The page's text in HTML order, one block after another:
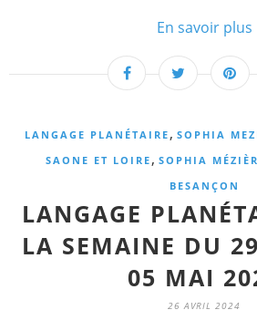
En savoir plus
LANGAGE PLANÉTAIRE , SOPHIA
SAONE ET LOIRE , SOPHIA
BESANÇON
LANGAGE
LA SEMAINE DU
05 MAI
26 AVRIL 2024